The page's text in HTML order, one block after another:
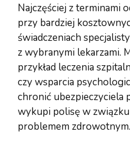
Najczęściej z terminami
przy bardziej
świadczeniach
z wybranymi lekarzami.
przykład leczenia
czy wsparcia
chronić ubezpieczyciela
wykupi polisę w
problemem zdrowotnym.